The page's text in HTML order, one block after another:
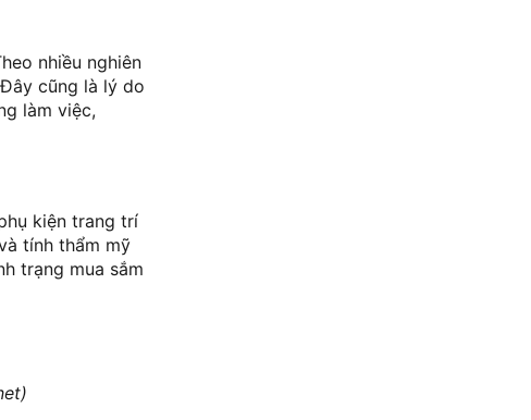
nhiều nghiên
cũng là lý do
làm việc,
kiện trang trí
tính thẩm mỹ
trạng mua sắm